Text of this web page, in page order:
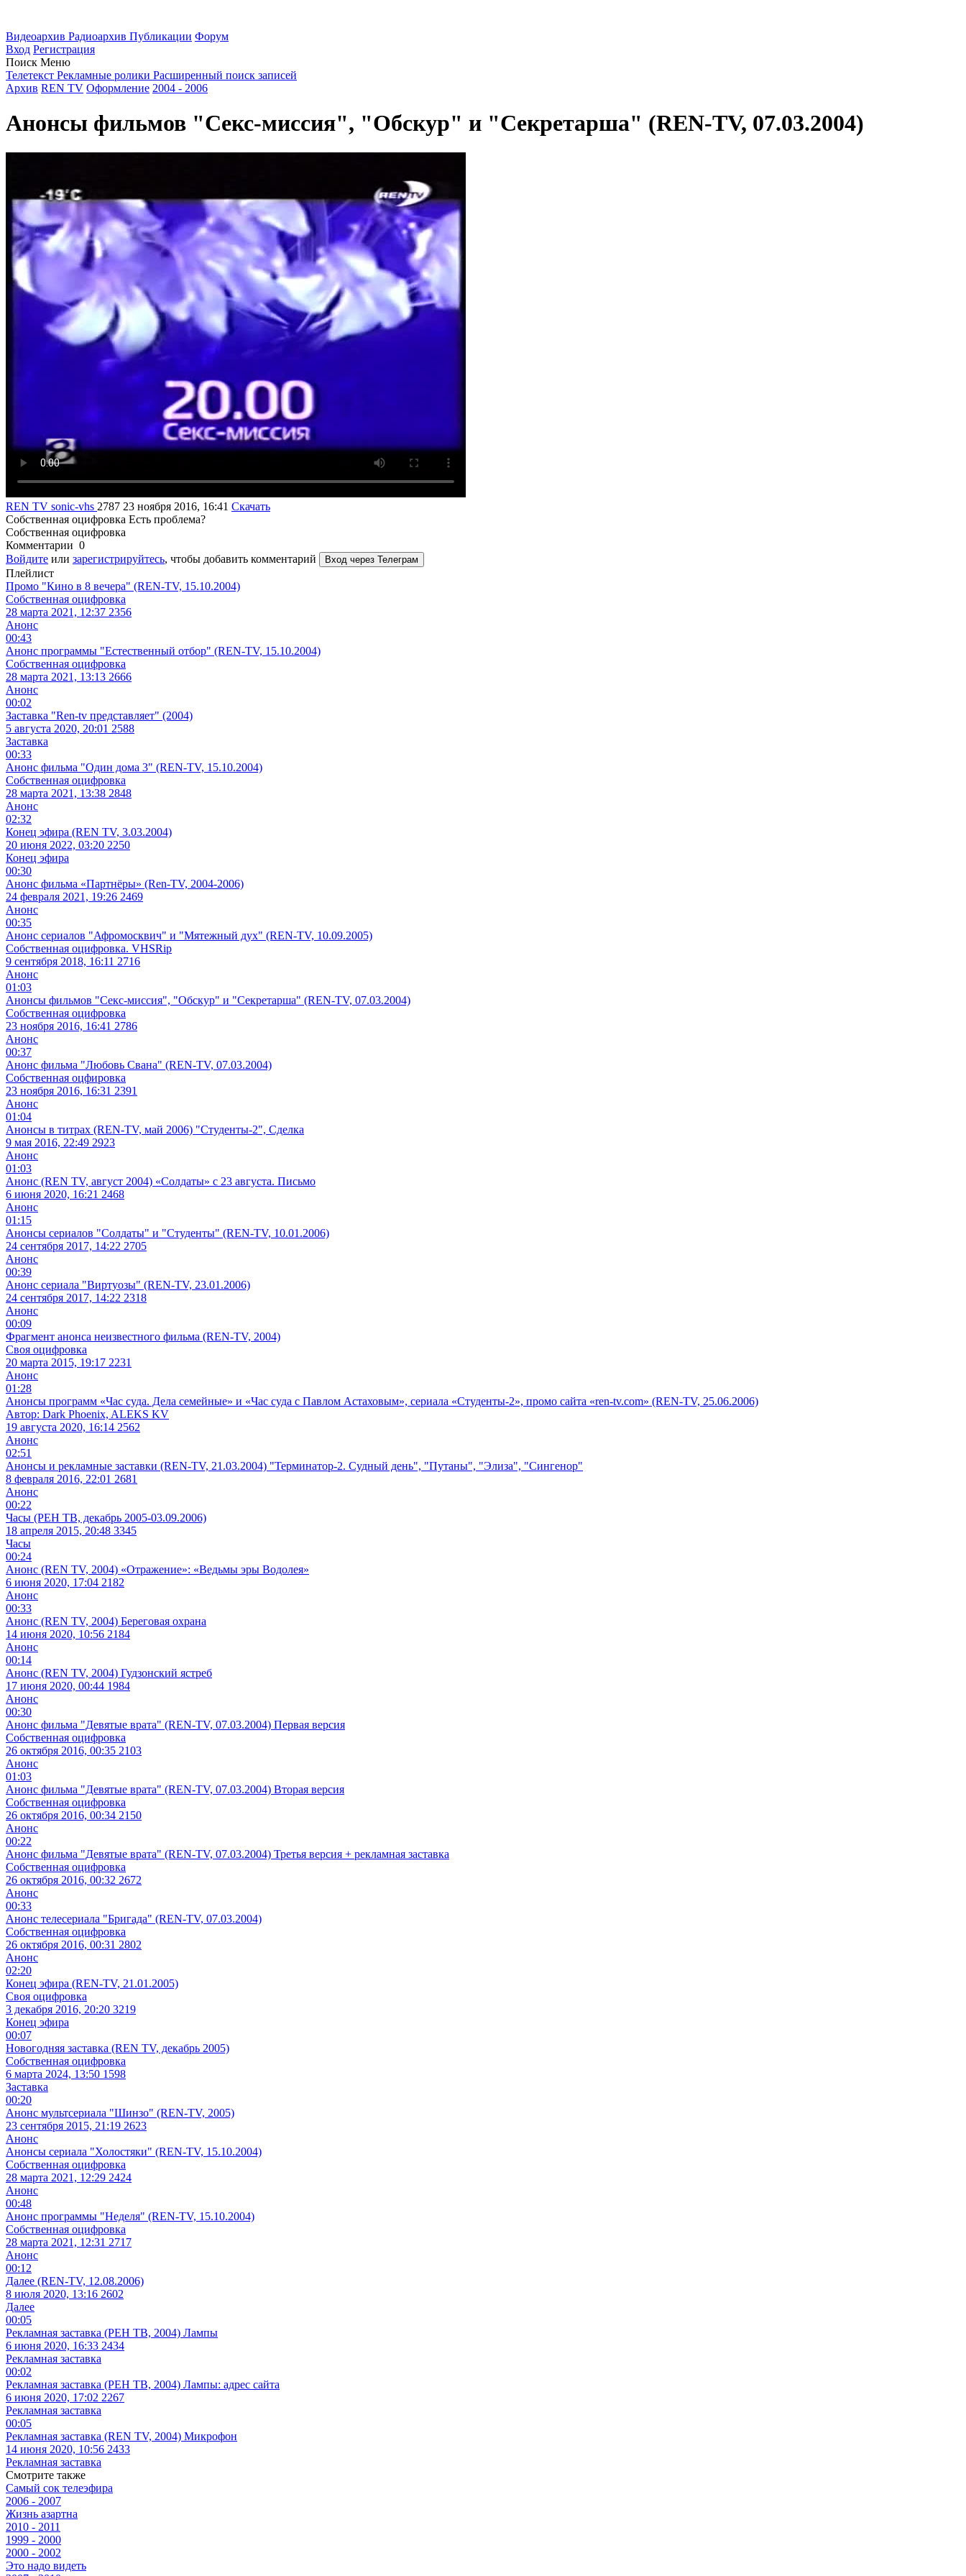
Видеоархив Радиоархив Публикации Форум
Вход Регистрация
Поиск Меню
Телетекст Рекламные ролики Расширенный поиск записей
Архив REN TV Оформление 2004 - 2006
Анонсы фильмов "Секс-миссия", "Обскур" и "Секретарша" (REN-TV, 07.03.2004)
REN TV sonic-vhs 2787 23 ноября 2016, 16:41 Скачать
Собственная оцифровка Есть проблема?
Собственная оцифровка
Комментарии 0
Войдите или зарегистрируйтесь, чтобы добавить комментарий Вход через Телеграм
Плейлист
Промо "Кино в 8 вечера" (REN-TV, 15.10.2004)
Собственная оцифровка
28 марта 2021, 12:37 2356
Анонс
00:43
Анонс программы "Естественный отбор" (REN-TV, 15.10.2004)
Собственная оцифровка
28 марта 2021, 13:13 2666
Анонс
00:02
Заставка "Ren-tv представляет" (2004)
5 августа 2020, 20:01 2588
Заставка
00:33
Анонс фильма "Один дома 3" (REN-TV, 15.10.2004)
Собственная оцифровка
28 марта 2021, 13:38 2848
Анонс
02:32
Конец эфира (REN TV, 3.03.2004)
20 июня 2022, 03:20 2250
Конец эфира
00:30
Анонс фильма «Партнёры» (Ren-TV, 2004-2006)
24 февраля 2021, 19:26 2469
Анонс
00:35
Анонс сериалов "Афромосквич" и "Мятежный дух" (REN-TV, 10.09.2005)
Собственная оцифровка. VHSRip
9 сентября 2018, 16:11 2716
Анонс
01:03
Анонсы фильмов "Секс-миссия", "Обскур" и "Секретарша" (REN-TV, 07.03.2004)
Собственная оцифровка
23 ноября 2016, 16:41 2786
Анонс
00:37
Анонс фильма "Любовь Свана" (REN-TV, 07.03.2004)
Собственная оцфировка
23 ноября 2016, 16:31 2391
Анонс
01:04
Анонсы в титрах (REN-TV, май 2006) "Студенты-2", Сделка
9 мая 2016, 22:49 2923
Анонс
01:03
Анонс (REN TV, август 2004) «Солдаты» с 23 августа. Письмо
6 июня 2020, 16:21 2468
Анонс
01:15
Анонсы сериалов "Солдаты" и "Студенты" (REN-TV, 10.01.2006)
24 сентября 2017, 14:22 2705
Анонс
00:39
Анонс сериала "Виртуозы" (REN-TV, 23.01.2006)
24 сентября 2017, 14:22 2318
Анонс
00:09
Фрагмент анонса неизвестного фильма (REN-TV, 2004)
Своя оцифровка
20 марта 2015, 19:17 2231
Анонс
01:28
Анонсы программ «Час суда. Дела семейные» и «Час суда с Павлом Астаховым», сериала «Студенты-2», промо сайта «ren-tv.com» (REN-TV, 25.06.2006)
Автор: Dark Phoenix, ALEKS KV
19 августа 2020, 16:14 2562
Анонс
02:51
Анонсы и рекламные заставки (REN-TV, 21.03.2004) "Терминатор-2. Судный день", "Путаны", "Элиза", "Сингенор"
8 февраля 2016, 22:01 2681
Анонс
00:22
Часы (РЕН ТВ, декабрь 2005-03.09.2006)
18 апреля 2015, 20:48 3345
Часы
00:24
Анонс (REN TV, 2004) «Отражение»: «Ведьмы эры Водолея»
6 июня 2020, 17:04 2182
Анонс
00:33
Анонс (REN TV, 2004) Береговая охрана
14 июня 2020, 10:56 2184
Анонс
00:14
Анонс (REN TV, 2004) Гудзонский ястреб
17 июня 2020, 00:44 1984
Анонс
00:30
Анонс фильма "Девятые врата" (REN-TV, 07.03.2004) Первая версия
Собственная оцифровка
26 октября 2016, 00:35 2103
Анонс
01:03
Анонс фильма "Девятые врата" (REN-TV, 07.03.2004) Вторая версия
Собственная оцифровка
26 октября 2016, 00:34 2150
Анонс
00:22
Анонс фильма "Девятые врата" (REN-TV, 07.03.2004) Третья версия + рекламная заставка
Собственная оцифровка
26 октября 2016, 00:32 2672
Анонс
00:33
Анонс телесериала "Бригада" (REN-TV, 07.03.2004)
Собственная оцифровка
26 октября 2016, 00:31 2802
Анонс
02:20
Конец эфира (REN-TV, 21.01.2005)
Своя оцифровка
3 декабря 2016, 20:20 3219
Конец эфира
00:07
Новогодняя заставка (REN TV, декабрь 2005)
Собственная оцифровка
6 марта 2024, 13:50 1598
Заставка
00:20
Анонс мультсериала "Шинзо" (REN-TV, 2005)
23 сентября 2015, 21:19 2623
Анонс
Анонсы сериала "Холостяки" (REN-TV, 15.10.2004)
Собственная оцифровка
28 марта 2021, 12:29 2424
Анонс
00:48
Анонс программы "Неделя" (REN-TV, 15.10.2004)
Собственная оцифровка
28 марта 2021, 12:31 2717
Анонс
00:12
Далее (REN-TV, 12.08.2006)
8 июля 2020, 13:16 2602
Далее
00:05
Рекламная заставка (РЕН ТВ, 2004) Лампы
6 июня 2020, 16:33 2434
Рекламная заставка
00:02
Рекламная заставка (РЕН ТВ, 2004) Лампы: адрес сайта
6 июня 2020, 17:02 2267
Рекламная заставка
00:05
Рекламная заставка (REN TV, 2004) Микрофон
14 июня 2020, 10:56 2433
Рекламная заставка
Смотрите также
Самый сок телеэфира
2006 - 2007
Жизнь азартна
2010 - 2011
1999 - 2000
2000 - 2002
Это надо видеть